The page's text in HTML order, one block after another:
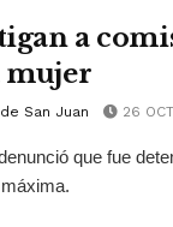
a
mujer
San Juan 26
que fue